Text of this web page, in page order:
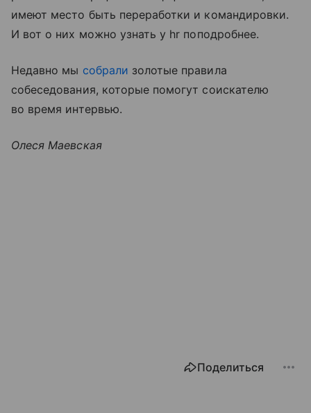
имеют место быть переработки и командировки.
И вот о них можно узнать у hr поподробнее.
Недавно мы собрали золотые правила
собеседования, которые помогут соискателю
во время интервью.
Олеся Маевская
Поделиться